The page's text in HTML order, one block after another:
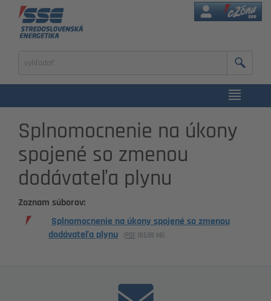
eZóna
Zadajte
výraz
Splnomocnenie na úkony
spojené so zmenou
dodávateľa plynu
Zoznam súborov:
Splnomocnenie na úkony spojené so zmenou
dodávateľa plynu
PDF 165,59 kB)